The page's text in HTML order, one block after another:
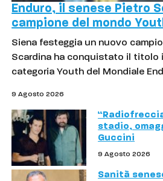
Enduro, il senese Pietro
campione del mondo
Siena festeggia un nuovo
Scardina ha conquistato il titolo
categoria Youth del Mondiale
9 Agosto 2026
stadio,
Guccini
9 Agosto 2026
Sanità